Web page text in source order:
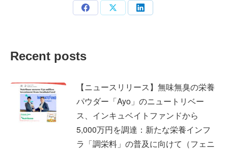
Share Share Share
Recent posts
【ニュースリリース】無味無臭の栄養
パウダー「Ayo」のニュートリベー
ス、インキュベイトファンドから
5,000万円を調達：新たな栄養インフ
ラ「調栄料」の普及に向けて（フェニ